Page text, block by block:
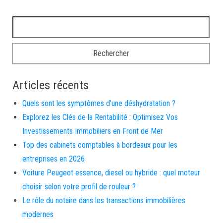
Articles récents
Quels sont les symptômes d’une déshydratation ?
Explorez les Clés de la Rentabilité : Optimisez Vos
Investissements Immobiliers en Front de Mer
Top des cabinets comptables à bordeaux pour les
entreprises en 2026
Voiture Peugeot essence, diesel ou hybride : quel moteur
choisir selon votre profil de rouleur ?
Le rôle du notaire dans les transactions immobilières
modernes